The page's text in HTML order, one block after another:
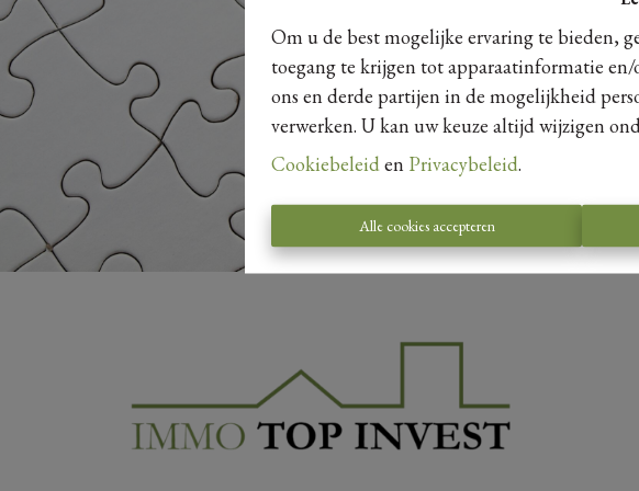
Om u de best mogelijke ervaring te bieden,
toegang te krijgen tot apparaatinformatie
ons en derde partijen in de mogelijkheid
verwerken. U kan uw keuze altijd wijzigen
Cookiebeleid en Privacybeleid.
Alle cookies accepteren